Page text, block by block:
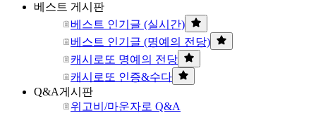
베스트 게시판
베스트 인기글 (실시간)
베스트 인기글 (명예의 전당)
캐시로또 명예의 전당
캐시로또 인증&수다
Q&A게시판
위고비/마운자로 Q&A